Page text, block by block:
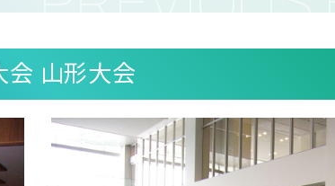
会 山形大会